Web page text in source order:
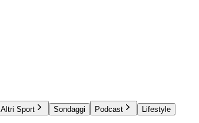
Altri Sport Sondaggi Podcast
Lifestyle